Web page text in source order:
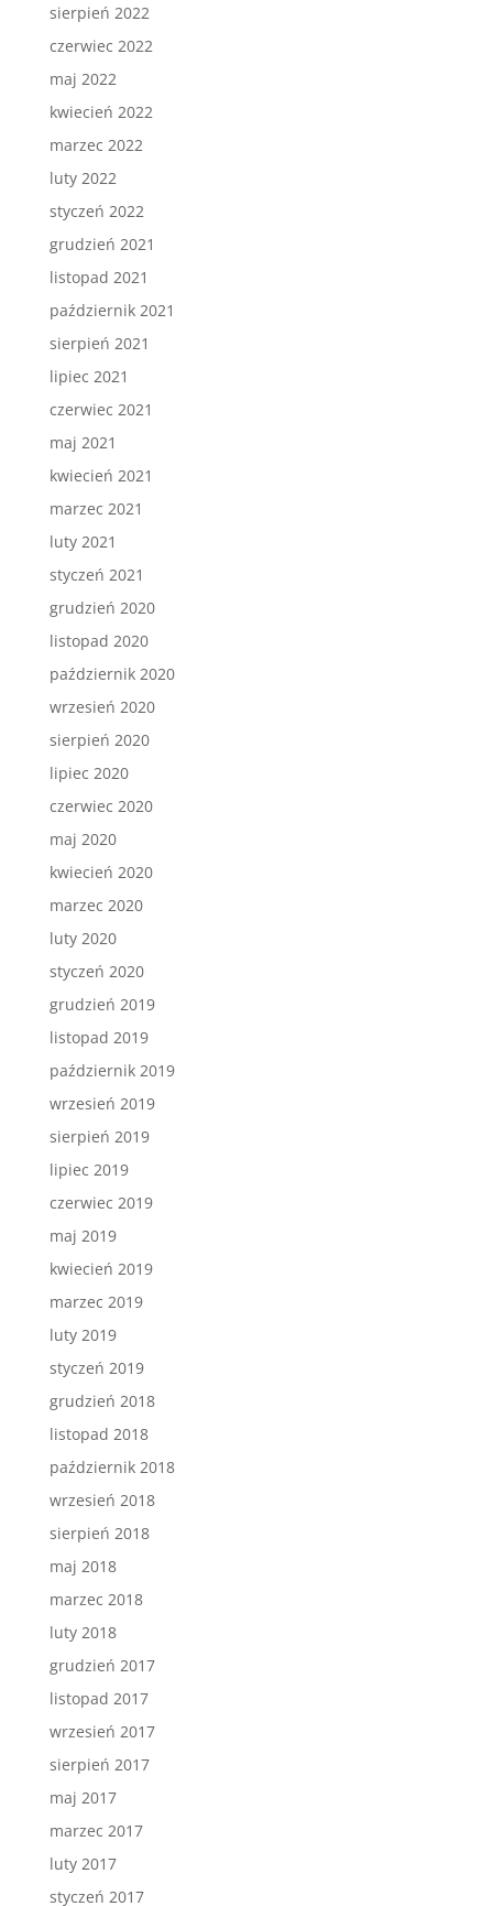
sierpień 2022
czerwiec 2022
maj 2022
kwiecień 2022
marzec 2022
luty 2022
styczeń 2022
grudzień 2021
listopad 2021
październik 2021
sierpień 2021
lipiec 2021
czerwiec 2021
maj 2021
kwiecień 2021
marzec 2021
luty 2021
styczeń 2021
grudzień 2020
listopad 2020
październik 2020
wrzesień 2020
sierpień 2020
lipiec 2020
czerwiec 2020
maj 2020
kwiecień 2020
marzec 2020
luty 2020
styczeń 2020
grudzień 2019
listopad 2019
październik 2019
wrzesień 2019
sierpień 2019
lipiec 2019
czerwiec 2019
maj 2019
kwiecień 2019
marzec 2019
luty 2019
styczeń 2019
grudzień 2018
listopad 2018
październik 2018
wrzesień 2018
sierpień 2018
maj 2018
marzec 2018
luty 2018
grudzień 2017
listopad 2017
wrzesień 2017
sierpień 2017
maj 2017
marzec 2017
luty 2017
styczeń 2017